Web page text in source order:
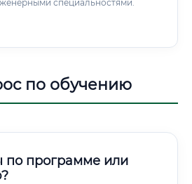
специальностями.
по обучению
по программе или